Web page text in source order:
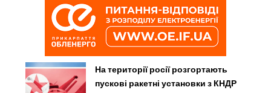
На території росії розгортають
пускові ракетні установки з КНДР